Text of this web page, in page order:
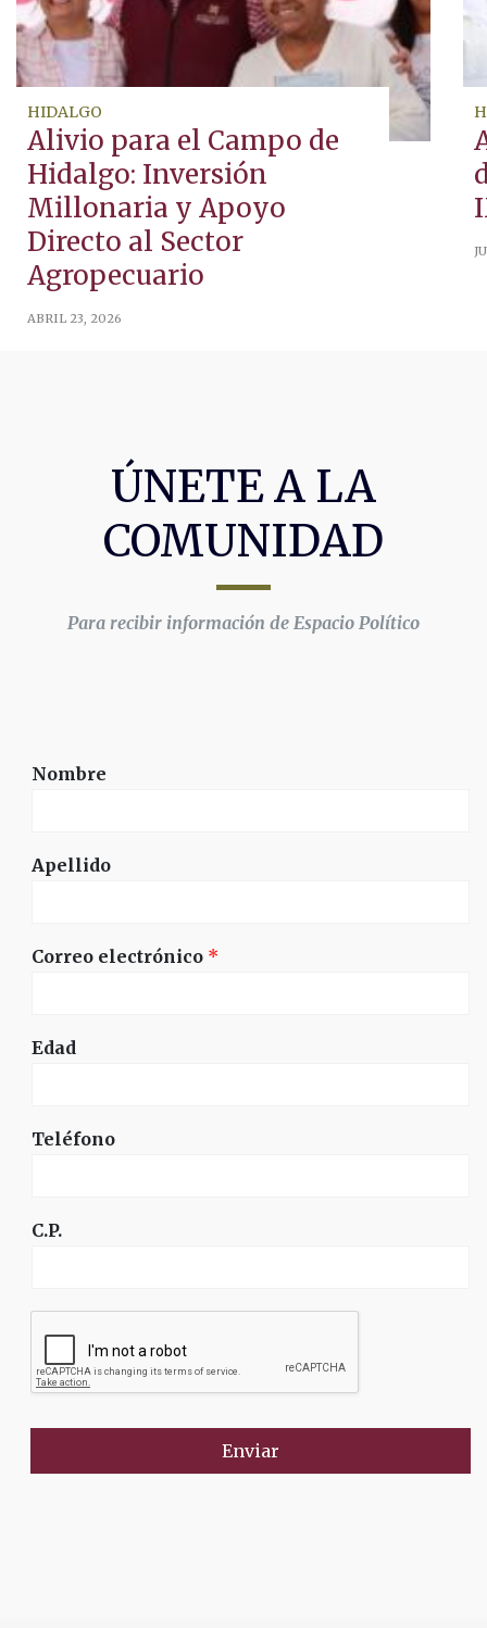
HIDALGO
Alivio para el Campo de
Hidalgo: Inversión
Millonaria y Apoyo
Directo al Sector
Agropecuario
ABRIL 23, 2026
ÚNETE A LA
COMUNIDAD
Para recibir información de Espacio Político
Nombre
Apellido
Correo electrónico *
Edad
Teléfono
C.P.
Enviar